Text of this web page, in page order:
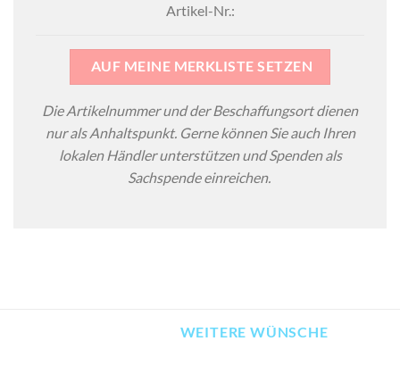
Artikel-Nr.:
AUF MEINE MERKLISTE SETZEN
Die Artikelnummer und der Beschaffungsort dienen
nur als Anhaltspunkt. Gerne können Sie auch Ihren
lokalen Händler unterstützen und Spenden als
Sachspende einreichen.
WEITERE WÜNSCHE